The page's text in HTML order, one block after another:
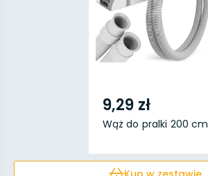
9,29 zł
Wąż do pralki 200 cm